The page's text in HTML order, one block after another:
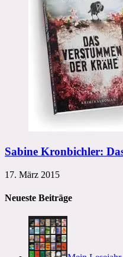
Sabine Kronbichler:
17. März 2015
Neueste Beiträge